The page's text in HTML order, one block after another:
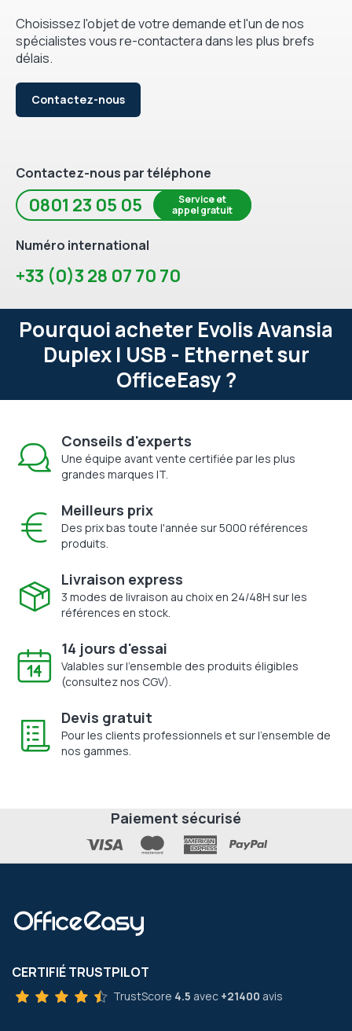
Choisissez l'objet de votre demande et l'un de nos
spécialistes vous re-contactera dans les plus brefs
délais.
Contactez-nous
Contactez-nous par téléphone
0801 23 05 05
Service et
appel gratuit
Numéro international
+33 (0)3 28 07 70 70
Pourquoi acheter Evolis Avansia
Duplex | USB - Ethernet sur
OfficeEasy ?
Conseils d'experts
Une équipe avant vente certifiée par les plus
grandes marques IT.
Meilleurs prix
Des prix bas toute l'année sur 5000 références
produits.
Livraison express
3 modes de livraison au choix en 24/48H sur les
références en stock.
14 jours d'essai
Valables sur l'ensemble des produits éligibles
(consultez nos CGV).
Devis gratuit
Pour les clients professionnels et sur l'ensemble de
nos gammes.
Paiement sécurisé
CERTIFIÉ TRUSTPILOT
TrustScore 4.5 avec +21400 avis